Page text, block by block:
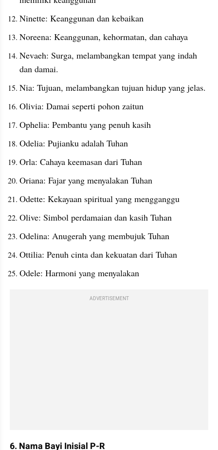
Ninette: Keanggunan dan kebaikan
Noreena: Keanggunan, kehormatan, dan cahaya
Nevaeh: Surga, melambangkan tempat yang indah
dan damai.
Nia: Tujuan, melambangkan tujuan hidup yang jelas.
Olivia: Damai seperti pohon zaitun
Ophelia: Pembantu yang penuh kasih
Odelia: Pujianku adalah Tuhan
Orla: Cahaya keemasan dari Tuhan
Oriana: Fajar yang menyalakan Tuhan
Odette: Kekayaan spiritual yang mengganggu
Olive: Simbol perdamaian dan kasih Tuhan
Odelina: Anugerah yang membujuk Tuhan
Ottilia: Penuh cinta dan kekuatan dari Tuhan
Odele: Harmoni yang menyalakan
ADVERTISEMENT
6. Nama Bayi Inisial P-R